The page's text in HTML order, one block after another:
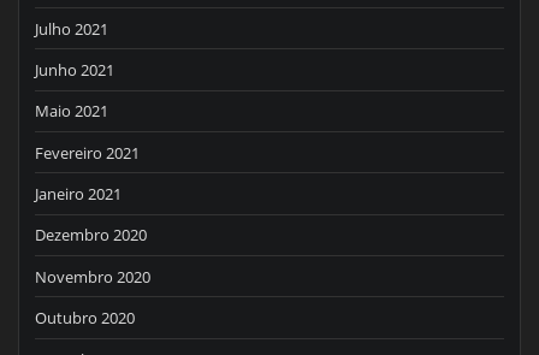
Julho 2021
Junho 2021
Maio 2021
Fevereiro 2021
Janeiro 2021
Dezembro 2020
Novembro 2020
Outubro 2020